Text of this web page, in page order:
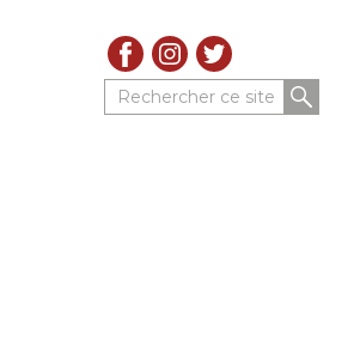
Rechercher ce site